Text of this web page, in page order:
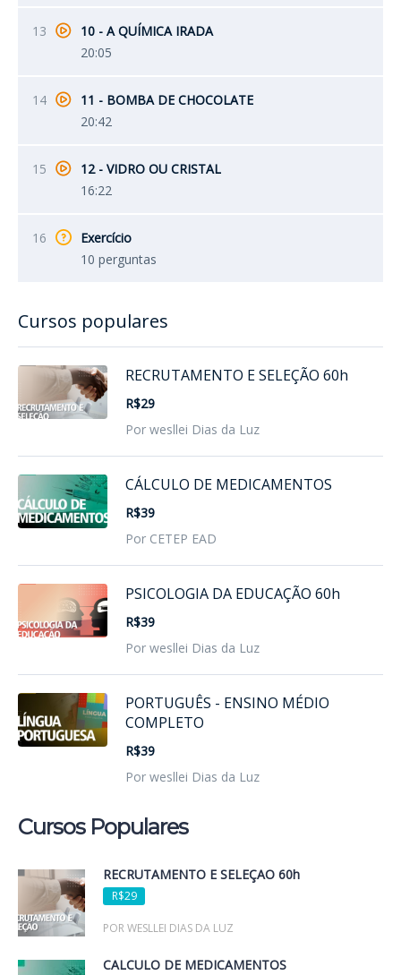
13
10 - A QUÍMICA IRADA
20:05
14
11 - BOMBA DE CHOCOLATE
20:42
15
12 - VIDRO OU CRISTAL
16:22
16
Exercício
10 perguntas
Cursos populares
RECRUTAMENTO E SELEÇÃO 60h
R$29
Por wesllei Dias da Luz
CÁLCULO DE MEDICAMENTOS
R$39
Por CETEP EAD
PSICOLOGIA DA EDUCAÇÃO 60h
R$39
Por wesllei Dias da Luz
PORTUGUÊS - ENSINO MÉDIO
COMPLETO
R$39
Por wesllei Dias da Luz
Cursos Populares
RECRUTAMENTO E SELEÇÃO 60h
R$29
POR WESLLEI DIAS DA LUZ
CÁLCULO DE MEDICAMENTOS